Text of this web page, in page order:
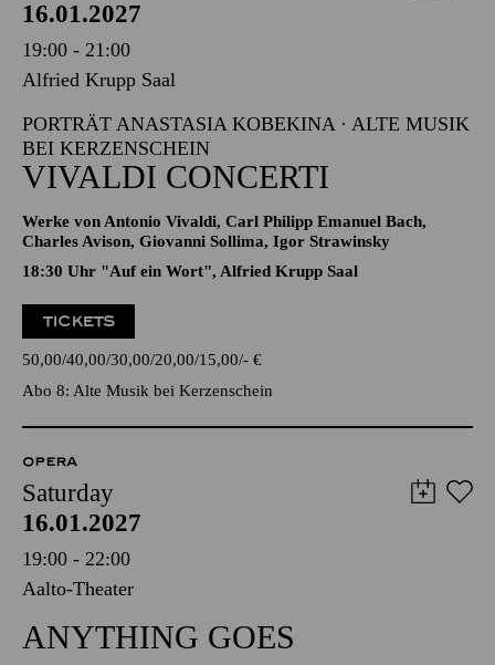
16.01.2027
19:00 - 21:00
Alfried Krupp Saal
PORTRÄT ANASTASIA KOBEKINA · ALTE MUSIK
BEI KERZENSCHEIN
VIVALDI CONCERTI
Werke von Antonio Vivaldi, Carl Philipp Emanuel Bach,
Charles Avison, Giovanni Sollima, Igor Strawinsky
18:30 Uhr "Auf ein Wort", Alfried Krupp Saal
TICKETS
50,00 40,00 30,00 20,00 15,00 - €
Abo 8: Alte Musik bei Kerzenschein
OPERA
Saturday
16.01.2027
19:00 - 22:00
Aalto-Theater
ANYTHING GOES